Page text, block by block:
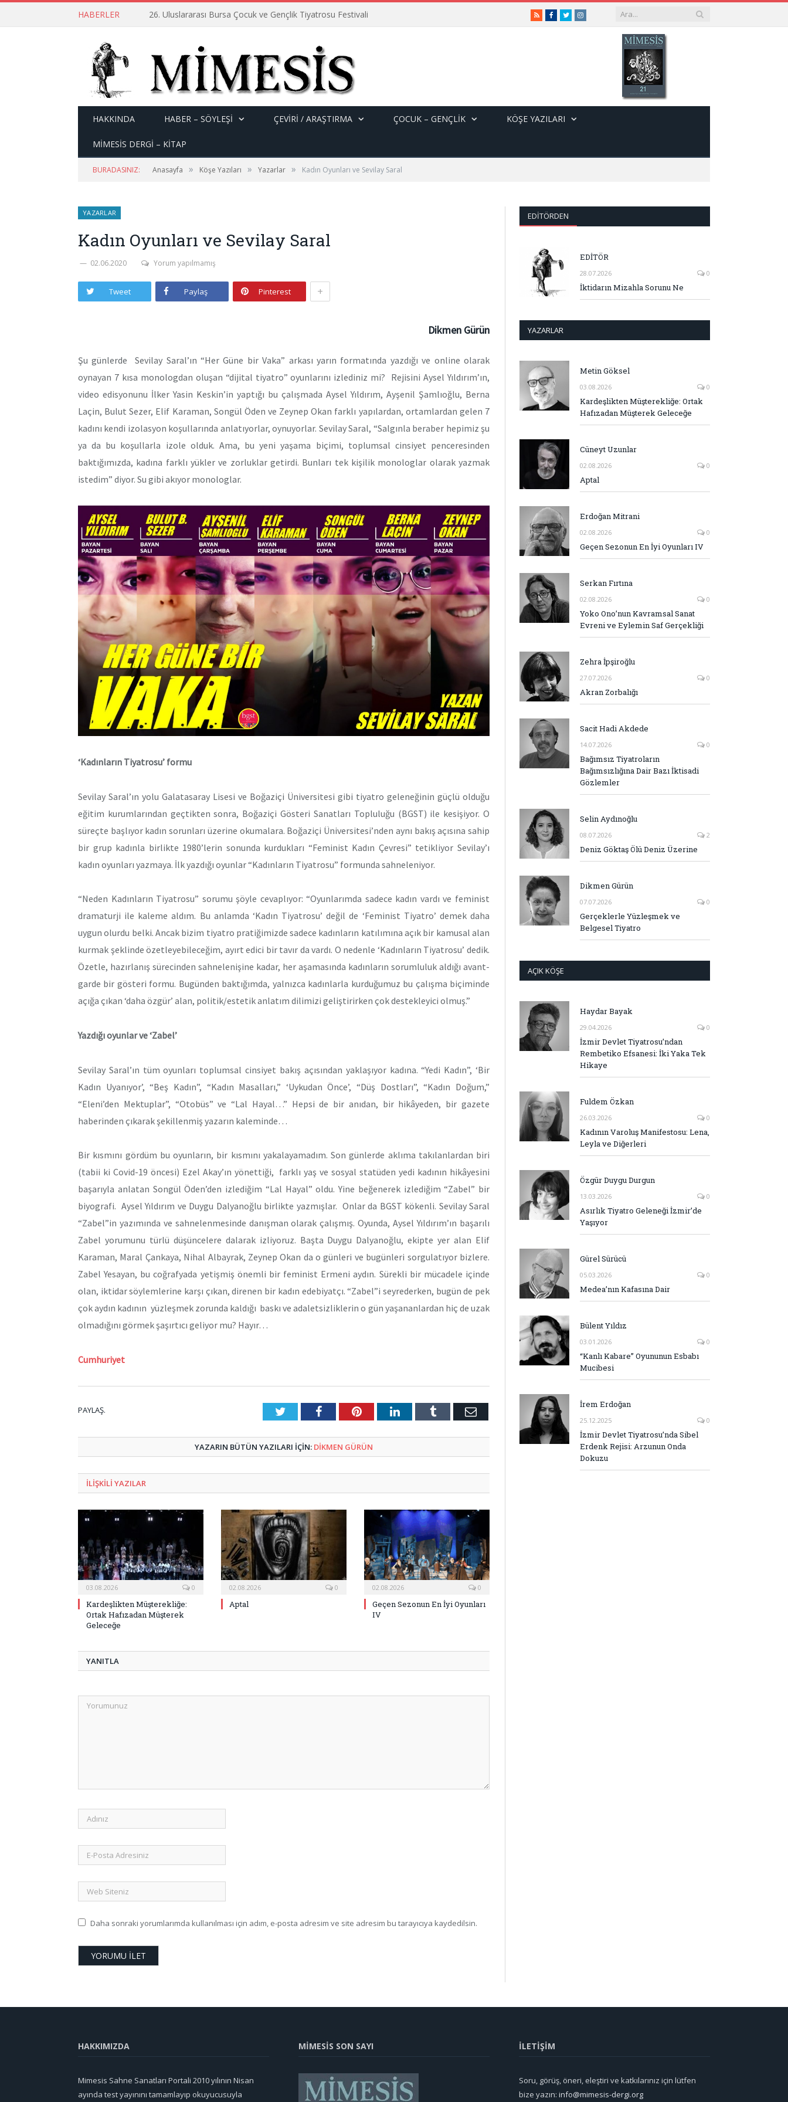
HABERLER 26. Uluslararası Bursa Çocuk ve Gençlik Tiyatrosu Festivali RSSFacebook
TwitterInstagram
HAKKINDA HABER – SÖYLEŞI ÇEVİRİ / ARAŞTIRMA ÇOCUK – GENÇLIK KÖŞE YAZILARI
MİMESİS DERGİ – KİTAP
BURADASINIZ: Anasayfa » Köşe Yazıları » Yazarlar » Kadın Oyunları ve Sevilay Saral
YAZARLAR
Kadın Oyunları ve Sevilay Saral
02.06.2020 Yorum yapılmamış
Tweet Paylaş Pinterest +
Dikmen Gürün
Şu günlerde Sevilay Saral’ın “Her Güne bir Vaka” arkası yarın formatında yazdığı ve online olarak
oynayan 7 kısa monologdan oluşan “dijital tiyatro” oyunlarını izlediniz mi? Rejisini Aysel Yıldırım’ın,
video edisyonunu İlker Yasin Keskin’in yaptığı bu çalışmada Aysel Yıldırım, Ayşenil Şamlıoğlu, Berna
Laçin, Bulut Sezer, Elif Karaman, Songül Öden ve Zeynep Okan farklı yapılardan, ortamlardan gelen 7
kadını kendi izolasyon koşullarında anlatıyorlar, oynuyorlar. Sevilay Saral, “Salgınla beraber hepimiz şu
ya da bu koşullarla izole olduk. Ama, bu yeni yaşama biçimi, toplumsal cinsiyet penceresinden
baktığımızda, kadına farklı yükler ve zorluklar getirdi. Bunları tek kişilik monologlar olarak yazmak
istedim” diyor. Su gibi akıyor monologlar.
‘Kadınların Tiyatrosu’ formu
Sevilay Saral’ın yolu Galatasaray Lisesi ve Boğaziçi Üniversitesi gibi tiyatro geleneğinin güçlü olduğu
eğitim kurumlarından geçtikten sonra, Boğaziçi Gösteri Sanatları Topluluğu (BGST) ile kesişiyor. O
süreçte başlıyor kadın sorunları üzerine okumalara. Boğaziçi Üniversitesi’nden aynı bakış açısına sahip
bir grup kadınla birlikte 1980’lerin sonunda kurdukları “Feminist Kadın Çevresi” tetikliyor Sevilay’ı
kadın oyunları yazmaya. İlk yazdığı oyunlar “Kadınların Tiyatrosu” formunda sahneleniyor.
“Neden Kadınların Tiyatrosu” sorumu şöyle cevaplıyor: “Oyunlarımda sadece kadın vardı ve feminist
dramaturji ile kaleme aldım. Bu anlamda ‘Kadın Tiyatrosu’ değil de ‘Feminist Tiyatro’ demek daha
uygun olurdu belki. Ancak bizim tiyatro pratiğimizde sadece kadınların katılımına açık bir kamusal alan
kurmak şeklinde özetleyebileceğim, ayırt edici bir tavır da vardı. O nedenle ‘Kadınların Tiyatrosu’ dedik.
Özetle, hazırlanış sürecinden sahnelenişine kadar, her aşamasında kadınların sorumluluk aldığı avant-
garde bir gösteri formu. Bugünden baktığımda, yalnızca kadınlarla kurduğumuz bu çalışma biçiminde
açığa çıkan ‘daha özgür’ alan, politik/estetik anlatım dilimizi geliştirirken çok destekleyici olmuş.”
Yazdığı oyunlar ve ‘Zabel’
Sevilay Saral’ın tüm oyunları toplumsal cinsiyet bakış açısından yaklaşıyor kadına. “Yedi Kadın”, ‘Bir
Kadın Uyanıyor’, “Beş Kadın”, “Kadın Masalları,” ‘Uykudan Önce’, “Düş Dostları”, “Kadın Doğum,”
“Eleni’den Mektuplar”, “Otobüs” ve “Lal Hayal…” Hepsi de bir anıdan, bir hikâyeden, bir gazete
haberinden çıkarak şekillenmiş yazarın kaleminde…
Bir kısmını gördüm bu oyunların, bir kısmını yakalayamadım. Son günlerde aklıma takılanlardan biri
(tabii ki Covid-19 öncesi) Ezel Akay’ın yönettiği, farklı yaş ve sosyal statüden yedi kadının hikâyesini
başarıyla anlatan Songül Öden’den izlediğim “Lal Hayal” oldu. Yine beğenerek izlediğim “Zabel” bir
biyografi. Aysel Yıldırım ve Duygu Dalyanoğlu birlikte yazmışlar. Onlar da BGST kökenli. Sevilay Saral
“Zabel”in yazımında ve sahnelenmesinde danışman olarak çalışmış. Oyunda, Aysel Yıldırım’ın başarılı
Zabel yorumunu türlü düşüncelere dalarak izliyoruz. Başta Duygu Dalyanoğlu, ekipte yer alan Elif
Karaman, Maral Çankaya, Nihal Albayrak, Zeynep Okan da o günleri ve bugünleri sorgulatıyor bizlere.
Zabel Yesayan, bu coğrafyada yetişmiş önemli bir feminist Ermeni aydın. Sürekli bir mücadele içinde
olan, iktidar söylemlerine karşı çıkan, direnen bir kadın edebiyatçı. “Zabel”i seyrederken, bugün de pek
çok aydın kadının yüzleşmek zorunda kaldığı baskı ve adaletsizliklerin o gün yaşananlardan hiç de uzak
olmadığını görmek şaşırtıcı geliyor mu? Hayır…
Cumhuriyet
PAYLAŞ. TwitterFacebookPinterestLinkedInTumblr E-
YAZARIN BÜTÜN YAZILARI IÇIN: DIKMEN GÜRÜN
ILIŞKILI YAZILAR
03.08.2026 0
Kardeşlikten Müşterekliğe:
Ortak Hafızadan Müşterek
Geleceğe
02.08.2026 0
Aptal
02.08.2026 0
Geçen Sezonun En İyi Oyunları
IV
YANITLA
Daha sonraki yorumlarımda kullanılması için adım, e-posta adresim ve site adresim bu tarayıcıya kaydedilsin.
EDITÖRDEN
EDİTÖR
28.07.2026 0
İktidarın Mizahla Sorunu Ne
YAZARLAR
Metin Göksel
03.08.2026 0
Kardeşlikten Müşterekliğe: Ortak
Hafızadan Müşterek Geleceğe
Cüneyt Uzunlar
02.08.2026 0
Aptal
Erdoğan Mitrani
02.08.2026 0
Geçen Sezonun En İyi Oyunları IV
Serkan Fırtına
02.08.2026 0
Yoko Ono’nun Kavramsal Sanat
Evreni ve Eylemin Saf Gerçekliği
Zehra İpşiroğlu
27.07.2026 0
Akran Zorbalığı
Sacit Hadi Akdede
14.07.2026 0
Bağımsız Tiyatroların
Bağımsızlığına Dair Bazı İktisadi
Gözlemler
Selin Aydınoğlu
08.07.2026 2
Deniz Göktaş Ölü Deniz Üzerine
Dikmen Gürün
07.07.2026 0
Gerçeklerle Yüzleşmek ve
Belgesel Tiyatro
AÇIK KÖŞE
Haydar Bayak
29.04.2026 0
İzmir Devlet Tiyatrosu’ndan
Rembetiko Efsanesi: İki Yaka Tek
Hikaye
Fuldem Özkan
26.03.2026 0
Kadının Varoluş Manifestosu: Lena,
Leyla ve Diğerleri
Özgür Duygu Durgun
13.03.2026 0
Asırlık Tiyatro Geleneği İzmir’de
Yaşıyor
Gürel Sürücü
05.03.2026 0
Medea’nın Kafasına Dair
Bülent Yıldız
03.01.2026 0
“Kanlı Kabare” Oyununun Esbabı
Mucibesi
İrem Erdoğan
25.12.2025 0
İzmir Devlet Tiyatrosu’nda Sibel
Erdenk Rejisi: Arzunun Onda
Dokuzu
HAKKIMIZDA
Mimesis Sahne Sanatları Portali 2010 yılının Nisan
ayında test yayınını tamamlayıp okuyucusuyla
MİMESİS SON SAYI İLETİŞİM
Soru, görüş, öneri, eleştiri ve katkılarınız için lütfen
bize yazın: info@mimesis-dergi.org